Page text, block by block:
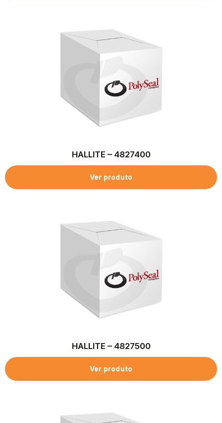
HALLITE – 4827400
Ver produto
HALLITE – 4827500
Ver produto